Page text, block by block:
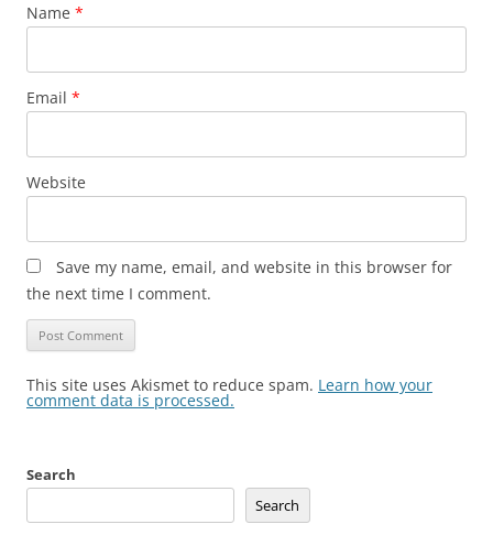
Name *
Email *
Website
Save my name, email, and website in this browser for
the next time I comment.
This site uses Akismet to reduce spam. Learn how your
comment data is processed.
Search
Search